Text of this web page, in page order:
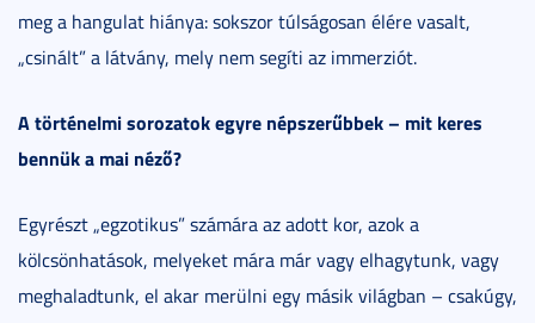
meg a hangulat hiánya: sokszor túlságosan élére vasalt,
„csinált” a látvány, mely nem segíti az immerziót.
A történelmi sorozatok egyre népszerűbbek – mit keres
bennük a mai néző?
Egyrészt „egzotikus” számára az adott kor, azok a
kölcsönhatások, melyeket mára már vagy elhagytunk, vagy
meghaladtunk, el akar merülni egy másik világban – csakúgy,